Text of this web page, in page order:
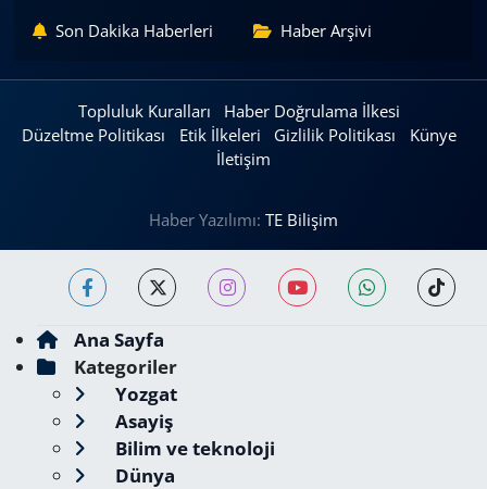
Son Dakika Haberleri Haber Arşivi
Topluluk Kuralları
Haber Doğrulama İlkesi
Düzeltme Politikası
Etik İlkeleri Gizlilik Politikası
Künye
İletişim
Haber Yazılımı: TE Bilişim
Ana Sayfa
Kategoriler
Yozgat
Asayiş
Bilim ve teknoloji
Dünya